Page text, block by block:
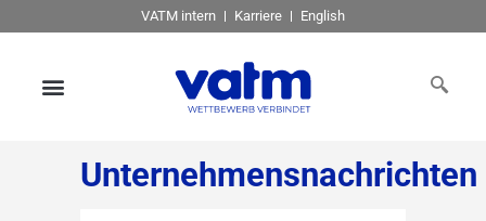
VATM intern Karriere English
Unternehmensnachrichten